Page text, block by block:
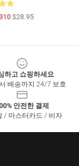
$28.95
하고 쇼핑하세요
배송까지 24/7 보호
안전한 결제
/ 마스터카드 / 비자